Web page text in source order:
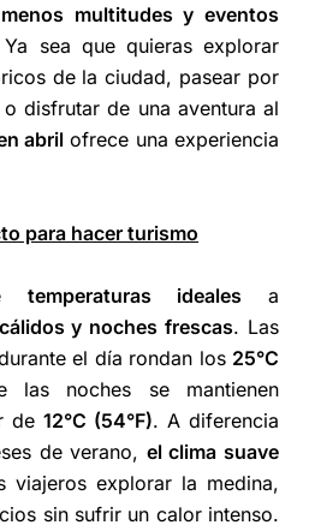
multitudes y eventos
sea que quieras explorar
de la ciudad, pasear por
disfrutar de una aventura al
abril ofrece una experiencia
para hacer turismo
temperaturas ideales a
y noches frescas. Las
el día rondan los 25°C
las noches se mantienen
de 12°C (54°F). A diferencia
de verano, el clima suave
viajeros explorar la medina,
sin sufrir un calor intenso.